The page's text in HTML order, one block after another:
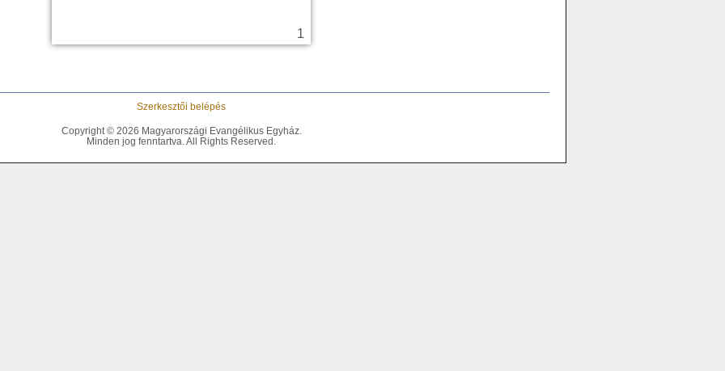
Szerkesztői belépés
Copyright © 2026 Magyarországi Evangélikus Egyház.
Minden jog fenntartva. All Rights Reserved.